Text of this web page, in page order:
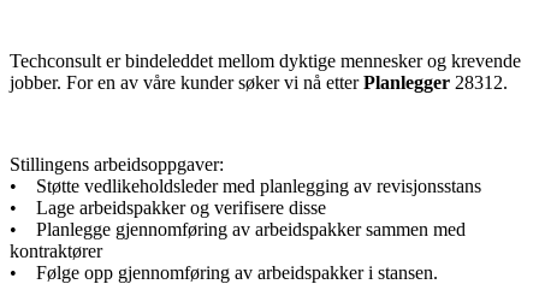
Techconsult er bindeleddet mellom dyktige mennesker og krevende
jobber. For en av våre kunder søker vi nå etterPlanlegger 28312.
Stillingens arbeidsoppgaver:
• Støtte vedlikeholdsleder med planlegging av revisjonsstans
• Lage arbeidspakker og verifisere disse
• Planlegge gjennomføring av arbeidspakker sammen med
kontraktører
• Følge opp gjennomføring av arbeidspakker i stansen.